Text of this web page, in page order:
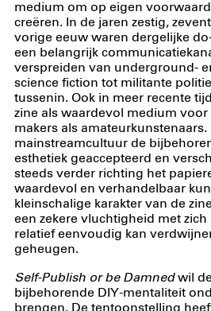
medium om op eigen
creëren. In de jaren zestig,
vorige eeuw waren dergelijke
een belangrijk
verspreiden van underground-
science fiction tot militante
tussenin. Ook in meer recente
zine als waardevol medium
makers als
mainstreamcultuur de
esthetiek geaccepteerd en
steeds verder richting het
waardevol en verhandelbaar
kleinschalige karakter van de
een zekere vluchtigheid met zich
relatief eenvoudig kan
geheugen.
Self-Publish or be Damned wil
bijbehorende DIY-mentaliteit
brengen. De tentoonstelling